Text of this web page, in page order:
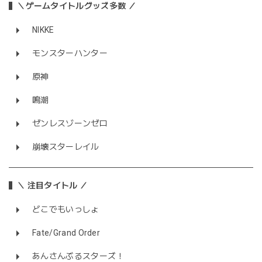
＼ゲームタイトルグッズ多数 ／
NIKKE
モンスターハンター
原神
鳴潮
ゼンレスゾーンゼロ
崩壊スターレイル
＼ 注目タイトル ／
どこでもいっしょ
Fate/Grand Order
あんさんぶるスターズ！